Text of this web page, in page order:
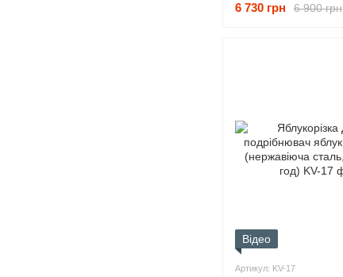
6 900 грн
6 730 грн
Відео
Артикул: KV-17